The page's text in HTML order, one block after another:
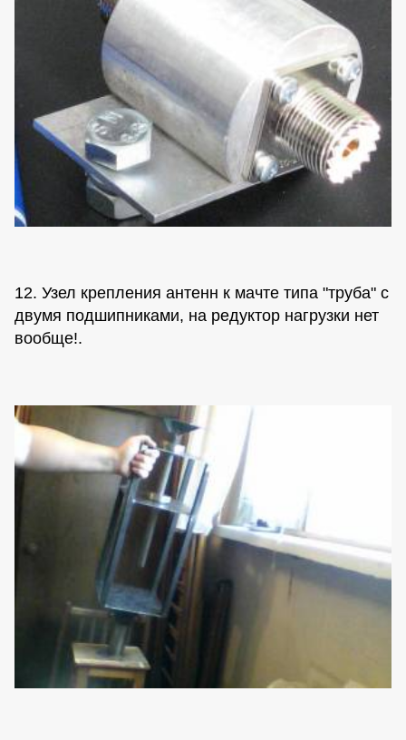
12. Узел крепления антенн к мачте типа "труба" с
двумя подшипниками, на редуктор нагрузки нет
вообще!.